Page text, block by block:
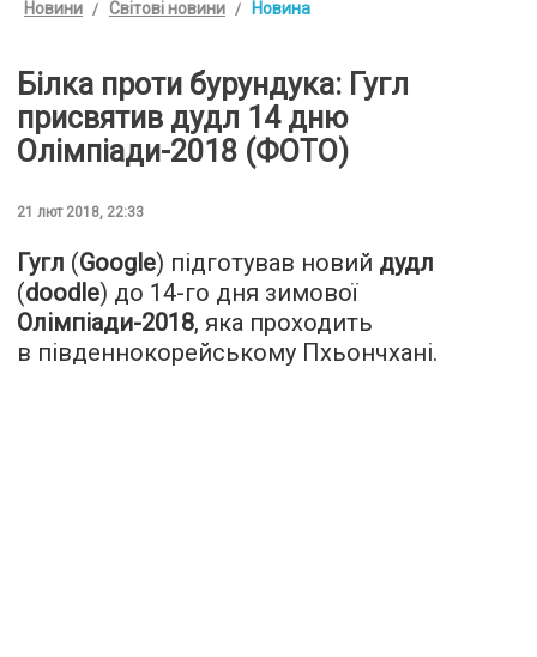
Новини Світові новини Новина
Білка проти бурундука: Гугл
присвятив дудл 14 дню
Олімпіади-2018 (ФОТО)
21 лют 2018, 22:33
Гугл (Google) підготував новий дудл
(doodle) до 14-го дня зимової
Олімпіади-2018, яка проходить
в південнокорейському Пхьончхані.